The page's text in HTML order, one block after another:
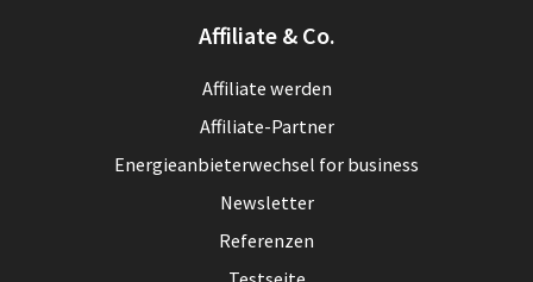
Affiliate & Co.
Affiliate werden
Affiliate-Partner
Energieanbieterwechsel for business
Newsletter
Referenzen